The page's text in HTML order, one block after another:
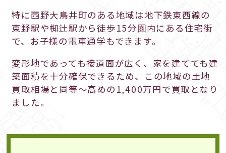
特に西野大鳥井町のある地域は地下鉄東西線の
東野駅や椥辻駅から徒歩15分圏内にある住宅街
で、お子様の電車通学もできます。
変形地であっても接道面が広く、家を建てても建
築面積を十分確保できるため、この地域の土地
買取相場と同等～高めの1,400万円で買取となり
ました。